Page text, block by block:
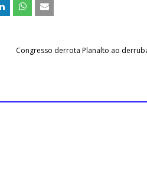
Congresso derrota Planalto ao